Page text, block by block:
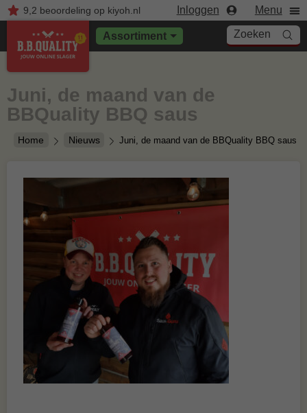
9,2 beoordelingop kiyoh.nl Inloggen Menu
Assortiment Zoeken
Home Nieuws Juni, de maand van de BBQuality BBQ saus
Juni, de maand van de
BBQuality BBQ saus